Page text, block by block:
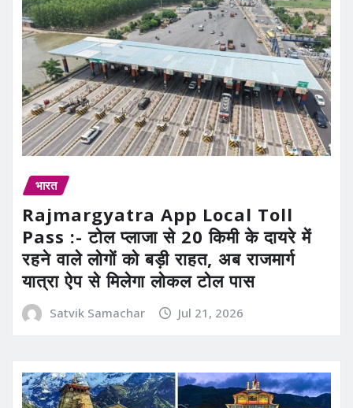
भारत
Rajmargyatra App Local Toll
Pass :- टोल प्लाजा से 20 किमी के दायरे में
रहने वाले लोगों को बड़ी राहत, अब राजमार्ग
यात्रा ऐप से मिलेगा लोकल टोल पास
Satvik Samachar Jul 21, 2026